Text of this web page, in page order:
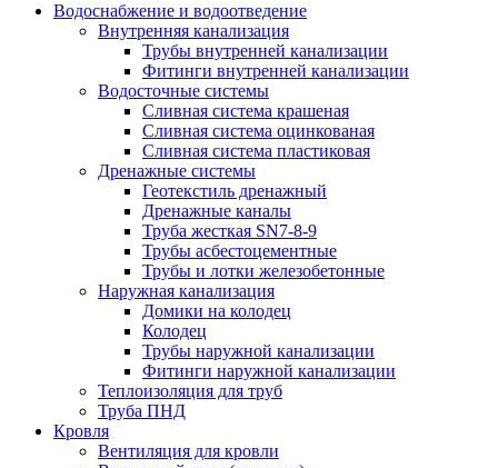
Водоснабжение и водоотведение
Внутренняя канализация
Трубы внутренней канализации
Фитинги внутренней канализации
Водосточные системы
Сливная система крашеная
Сливная система оцинкованая
Сливная система пластиковая
Дренажные системы
Геотекстиль дренажный
Дренажные каналы
Труба жесткая SN7-8-9
Трубы асбестоцементные
Трубы и лотки железобетонные
Наружная канализация
Домики на колодец
Колодец
Трубы наружной канализации
Фитинги наружной канализации
Теплоизоляция для труб
Труба ПНД
Кровля
Вентиляция для кровли